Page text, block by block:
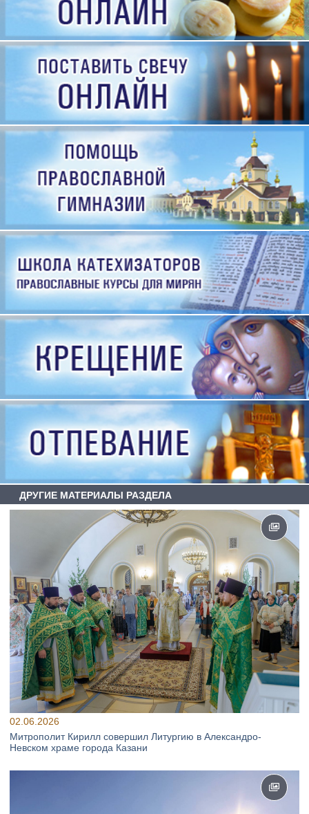
ДРУГИЕ МАТЕРИАЛЫ РАЗДЕЛА
02.06.2026
Митрополит Кирилл совершил Литургию в Александро-
Невском храме города Казани